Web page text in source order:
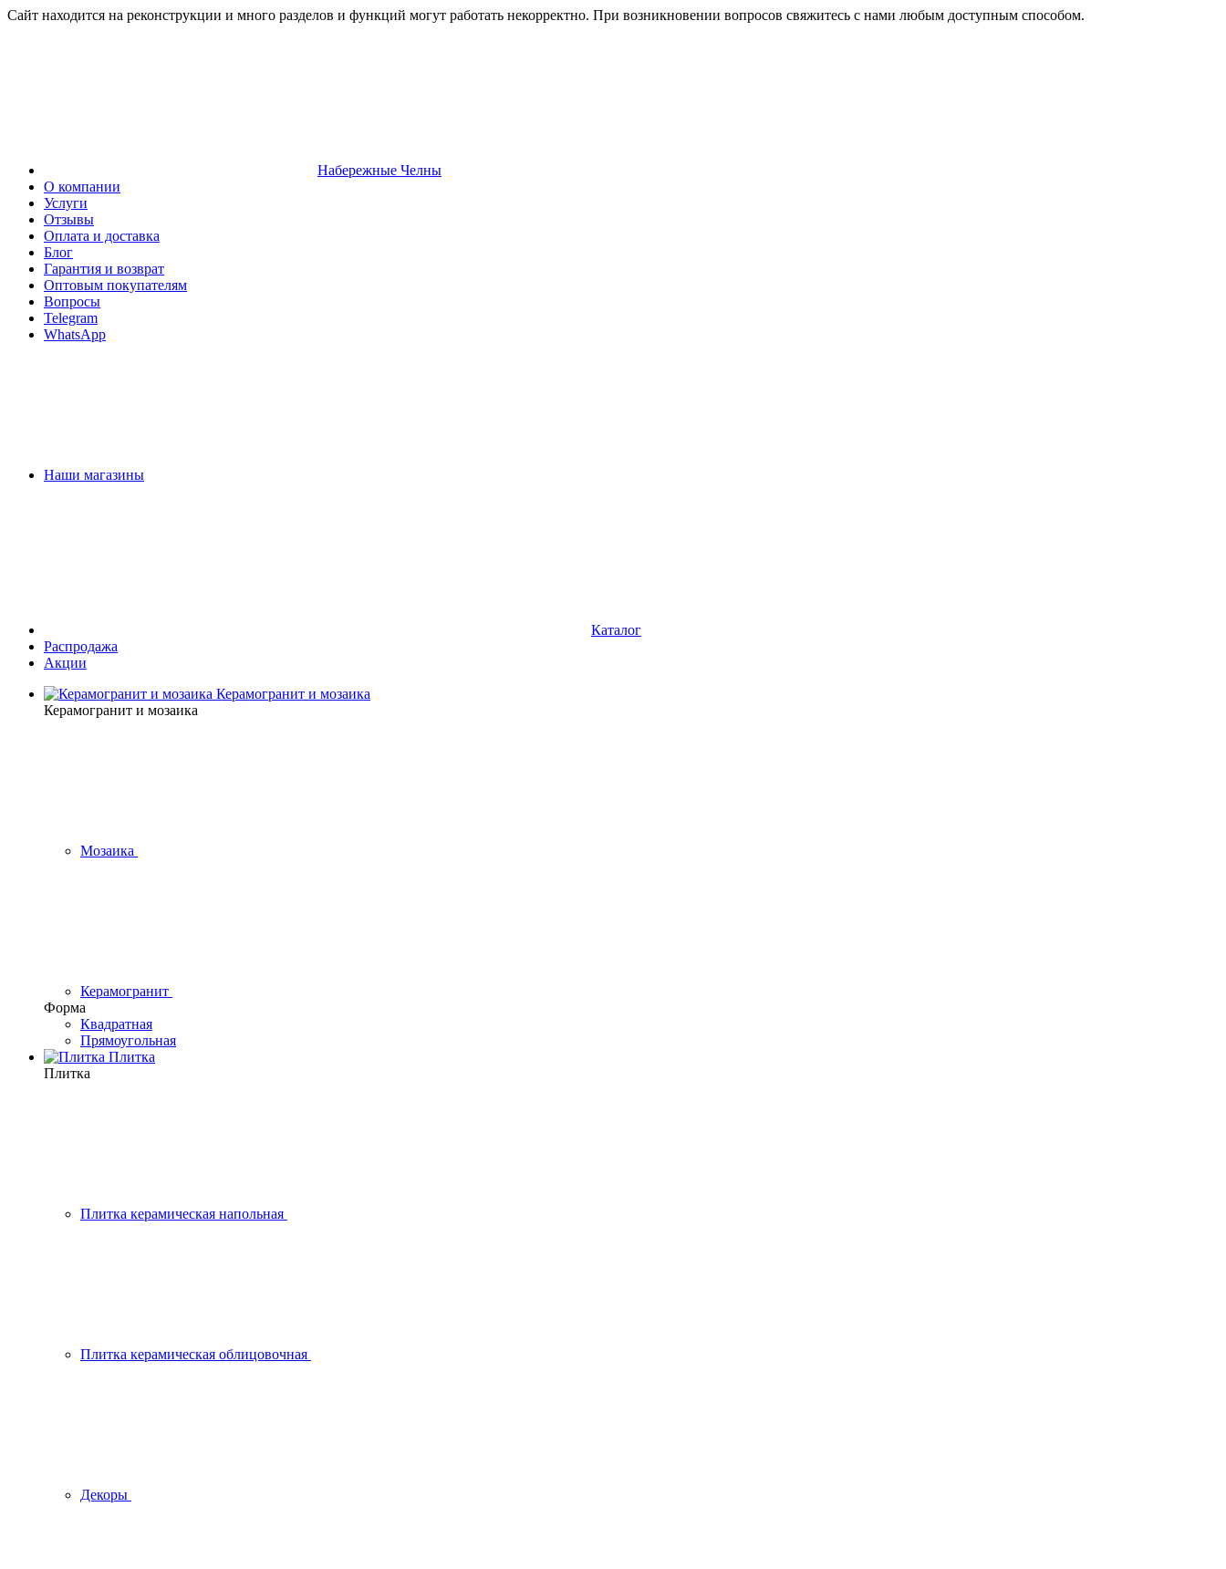
Сайт находится на реконструкции и много разделов и функций могут работать некорректно. При возникновении вопросов свяжитесь с нами любым доступным способом.
Набережные Челны
О компании
Услуги
Отзывы
Оплата и доставка
Блог
Гарантия и возврат
Оптовым покупателям
Вопросы
Telegram
WhatsApp
Наши магазины
Каталог
Распродажа
Акции
Керамогранит и мозаика
Керамогранит и мозаика
Мозаика
Керамогранит
Форма
Квадратная
Прямоугольная
Плитка
Плитка
Плитка керамическая напольная
Плитка керамическая облицовочная
Декоры